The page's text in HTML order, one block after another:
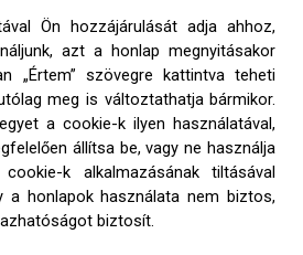
Ön hozzájárulását adja ahhoz,
azt a honlap megnyitásakor
„Értem” szövegre kattintva teheti
meg is változtathatja bármikor.
a cookie-k ilyen használatával,
állítsa be, vagy ne használja
k alkalmazásának tiltásával
a honlapok használata nem biztos,
biztosít.